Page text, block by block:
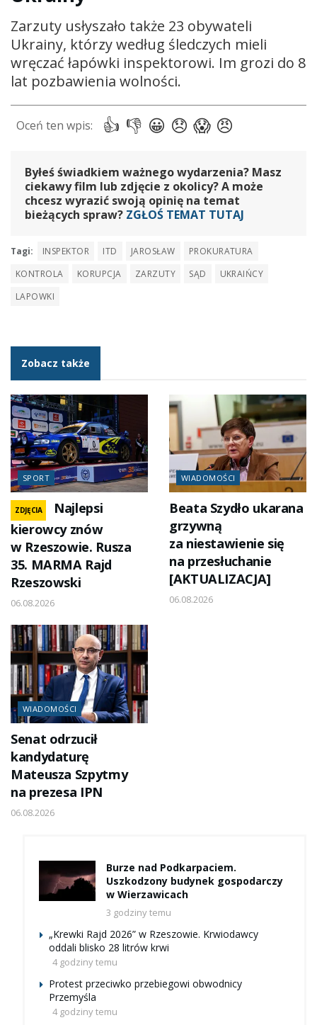
Zarzuty usłyszało także 23 obywateli
Ukrainy, którzy według śledczych mieli
wręczać łapówki inspektorowi. Im grozi do 8
lat pozbawienia wolności.
Byłeś świadkiem ważnego wydarzenia? Masz
ciekawy film lub zdjęcie z okolicy? A może
chcesz wyrazić swoją opinię na temat
bieżących spraw? ZGŁOŚ TEMAT TUTAJ
Tagi: INSPEKTOR ITD JAROSŁAW
PROKURATURA
KONTROLA
KORUPCJA ZARZUTY SĄD
UKRAIŃCY
LAPOWKI
Zobacz także
SPORT
ZDJĘCIA
Najlepsi
kierowcy znów
w Rzeszowie. Rusza
35. MARMA Rajd
Rzeszowski
06.08.2026
WIADOMOŚCI
Beata Szydło ukarana
grzywną
za niestawienie się
na przesłuchanie
[AKTUALIZACJA]
06.08.2026
WIADOMOŚCI
Senat odrzucił
kandydaturę
Mateusza Szpytmy
na prezesa IPN
06.08.2026
Burze nad Podkarpaciem.
Uszkodzony budynek gospodarczy
w Wierzawicach
3 godziny temu
„Krewki Rajd 2026” w Rzeszowie. Krwiodawcy
oddali blisko 28 litrów krwi
4 godziny temu
Protest przeciwko przebiegowi obwodnicy
Przemyśla
4 godziny temu